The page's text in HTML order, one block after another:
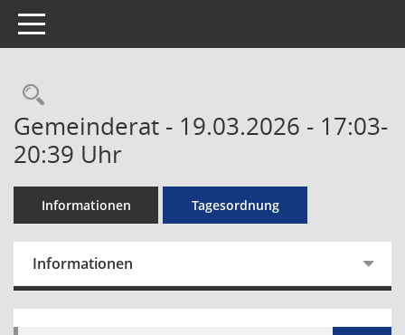
Toggle navigation
Rechercheauswahl
Gemeinderat - 19.03.2026 - 17:03-
20:39 Uhr
Informationen Tagesordnung
Informationen